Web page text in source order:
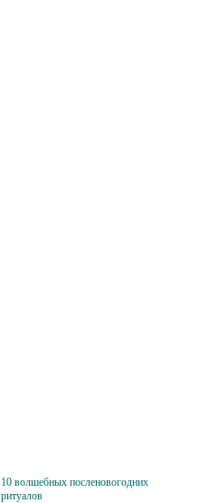
10 волшебных посленовогодних
ритуалов